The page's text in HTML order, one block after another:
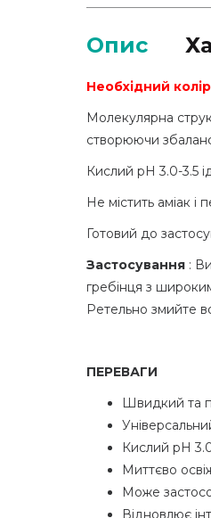
Опис
Необхідний
Молекулярна
створюючи
Кислий рН 3.0-3.5
Не містить аміак
Готовий до
Застосування :
гребінця з
Ретельно змийте
ПЕРЕВАГИ
Швидкий та
Кислий рН
Миттєво
Може
Відновлює